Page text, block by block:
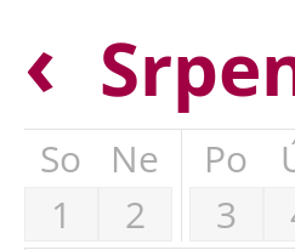
‹
So
Ne
1
2
Po
3